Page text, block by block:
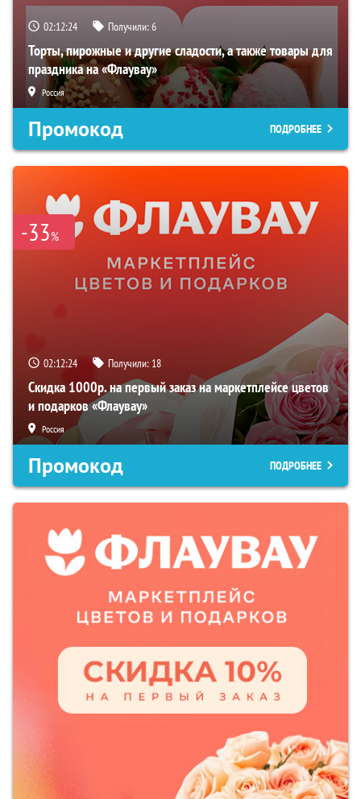
02:12:23 Получили:6
Торты, пирожные и другие сладости, а также товары для
праздника на «Флаувау»
Россия
Промокод ПОДРОБНЕЕ
-33%
02:12:23 Получили: 18
Скидка 1000р. на первый заказ на маркетплейсе цветов
и подарков «Флаувау»
Россия
Промокод ПОДРОБНЕЕ